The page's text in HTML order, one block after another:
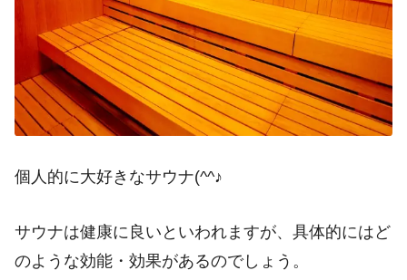
個人的に大好きなサウナ(^^♪
サウナは健康に良いといわれますが、具体的にはど
のような効能・効果があるのでしょう。